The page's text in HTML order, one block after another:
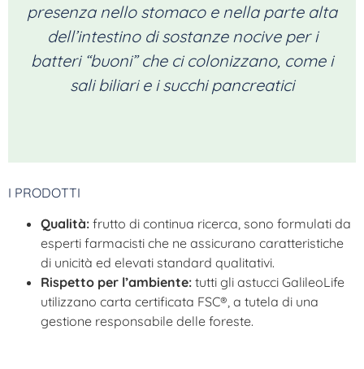
presenza nello stomaco e nella parte alta
dell’intestino di sostanze nocive per i
batteri “buoni” che ci colonizzano, come i
sali biliari e i succhi pancreatici
I PRODOTTI
Qualità: frutto di continua ricerca, sono formulati da
esperti farmacisti che ne assicurano caratteristiche
di unicità ed elevati standard qualitativi.
Rispetto per l’ambiente: tutti gli astucci GalileoLife
utilizzano carta certificata FSC®, a tutela di una
gestione responsabile delle foreste.